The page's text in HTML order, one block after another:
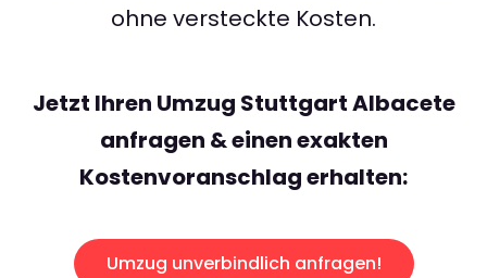
ohne versteckte Kosten.
Jetzt Ihren Umzug Stuttgart Albacete
anfragen & einen exakten
Kostenvoranschlag erhalten:
Umzug unverbindlich anfragen!